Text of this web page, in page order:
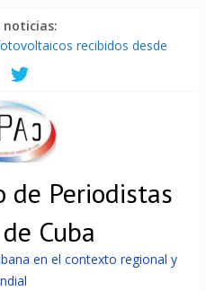
recibidos desde
contra Cuba
de dominación de EEUU
Cuba apuntan a la
China
marchan para que no se
de Periodistas
Cuba
en el contexto regional y